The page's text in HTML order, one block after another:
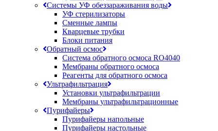
Системы УФ обеззараживания воды
УФ стерилизаторы
Сменные лампы
Кварцевые трубки
Блоки питания
Обратный осмос
Система обратного осмоса RO4040
Мембраны обратного осмоса
Реагенты для обратного осмоса
Ультрафильтрация
Установки ультрафильтрации
Мембраны ультрафильтрационные
Пурифайеры
Пурифайеры напольные
Пурифайеры настольные